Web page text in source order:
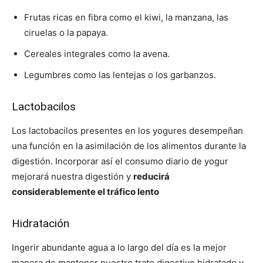
Frutas ricas en fibra como el kiwi, la manzana, las
ciruelas o la papaya.
Cereales integrales como la avena.
Legumbres como las lentejas o los garbanzos.
Lactobacilos
Los lactobacilos presentes en los yogures desempeñan
una función en la asimilación de los alimentos durante la
digestión. Incorporar así el consumo diario de yogur
mejorará nuestra digestión y reducirá
considerablemente el tráfico lento
Hidratación
Ingerir abundante agua a lo largo del día es la mejor